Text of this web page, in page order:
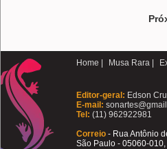
Home | Musa Rara |
Editor-geral: Edson
E-mail:
Tel: (11) 962922981
Correio - Rua Antônio
São Paulo - 05060-010,